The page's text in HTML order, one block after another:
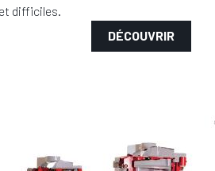
difficiles.
DÉCOUVRIR